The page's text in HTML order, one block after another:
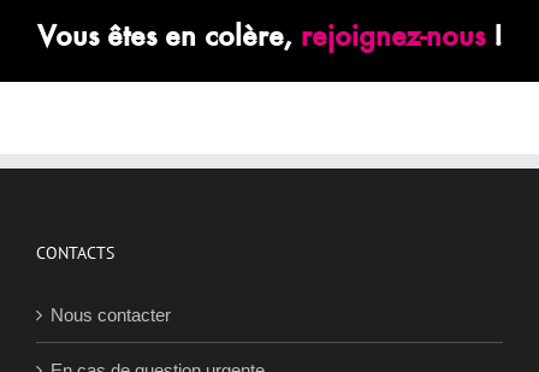
Vous êtes en colère, rejoignez-nous!
CONTACTS
Nous contacter